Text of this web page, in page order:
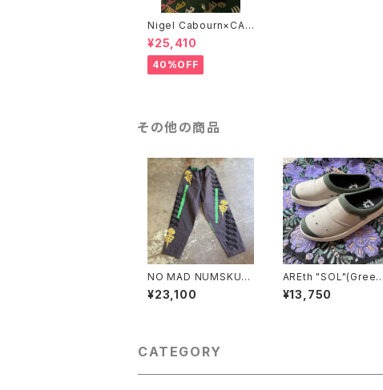
Nigel Cabourn×CAT
"UTAH"/BROWN
¥25,410
40%OFF
その他の商品
NO MAD NUMSKUL
L "NMN×壊し屋 ALL
OVER PATTERN LO
¥23,100
AREth "SOL"(Green
Natural)
¥13,750
CATEGORY